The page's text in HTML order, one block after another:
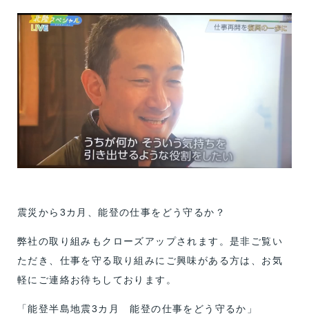
震災から3カ月、能登の仕事をどう守るか？
弊社の取り組みもクローズアップされます。是非ご覧い
ただき、仕事を守る取り組みにご興味がある方は、お気
軽にご連絡お待ちしております。
「能登半島地震3カ月 能登の仕事をどう守るか」